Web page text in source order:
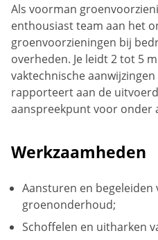
Als voorman
enthousiast team aan het
groenvoorzieningen bij
overheden. Je leidt 2 tot 5
vaktechnische
rapporteert aan de
aanspreekpunt voor onder
Werkzaamheden
Aansturen en
groenonderhoud;
Schoffelen en uitharken